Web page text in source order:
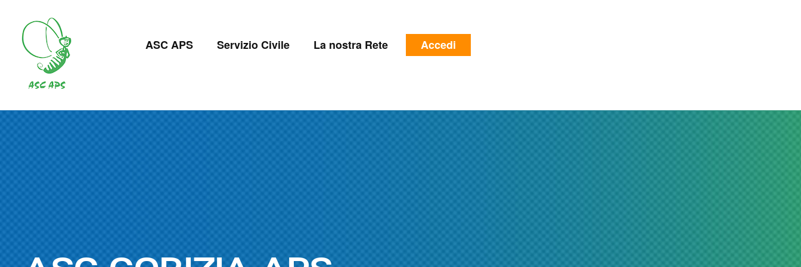
contenuto
principale
Navigazione
ASC APS Servizio Civile La nostra Rete
Menu
utente
Accedi